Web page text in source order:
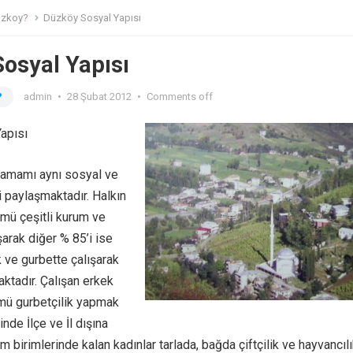
Düzköy Sosyal Yapısı
Yapısı
admin • 28 Şubat 2012 • Comments off
aynı sosyal ve
Halkın
çeşitli kurum ve
diğer % 85’i ise
ve gurbette çalışarak
Çalışan erkek
gurbetçilik yapmak
İlçe ve İl dışına
birimlerinde kalan kadınlar tarlada, bağda çiftçilik ve